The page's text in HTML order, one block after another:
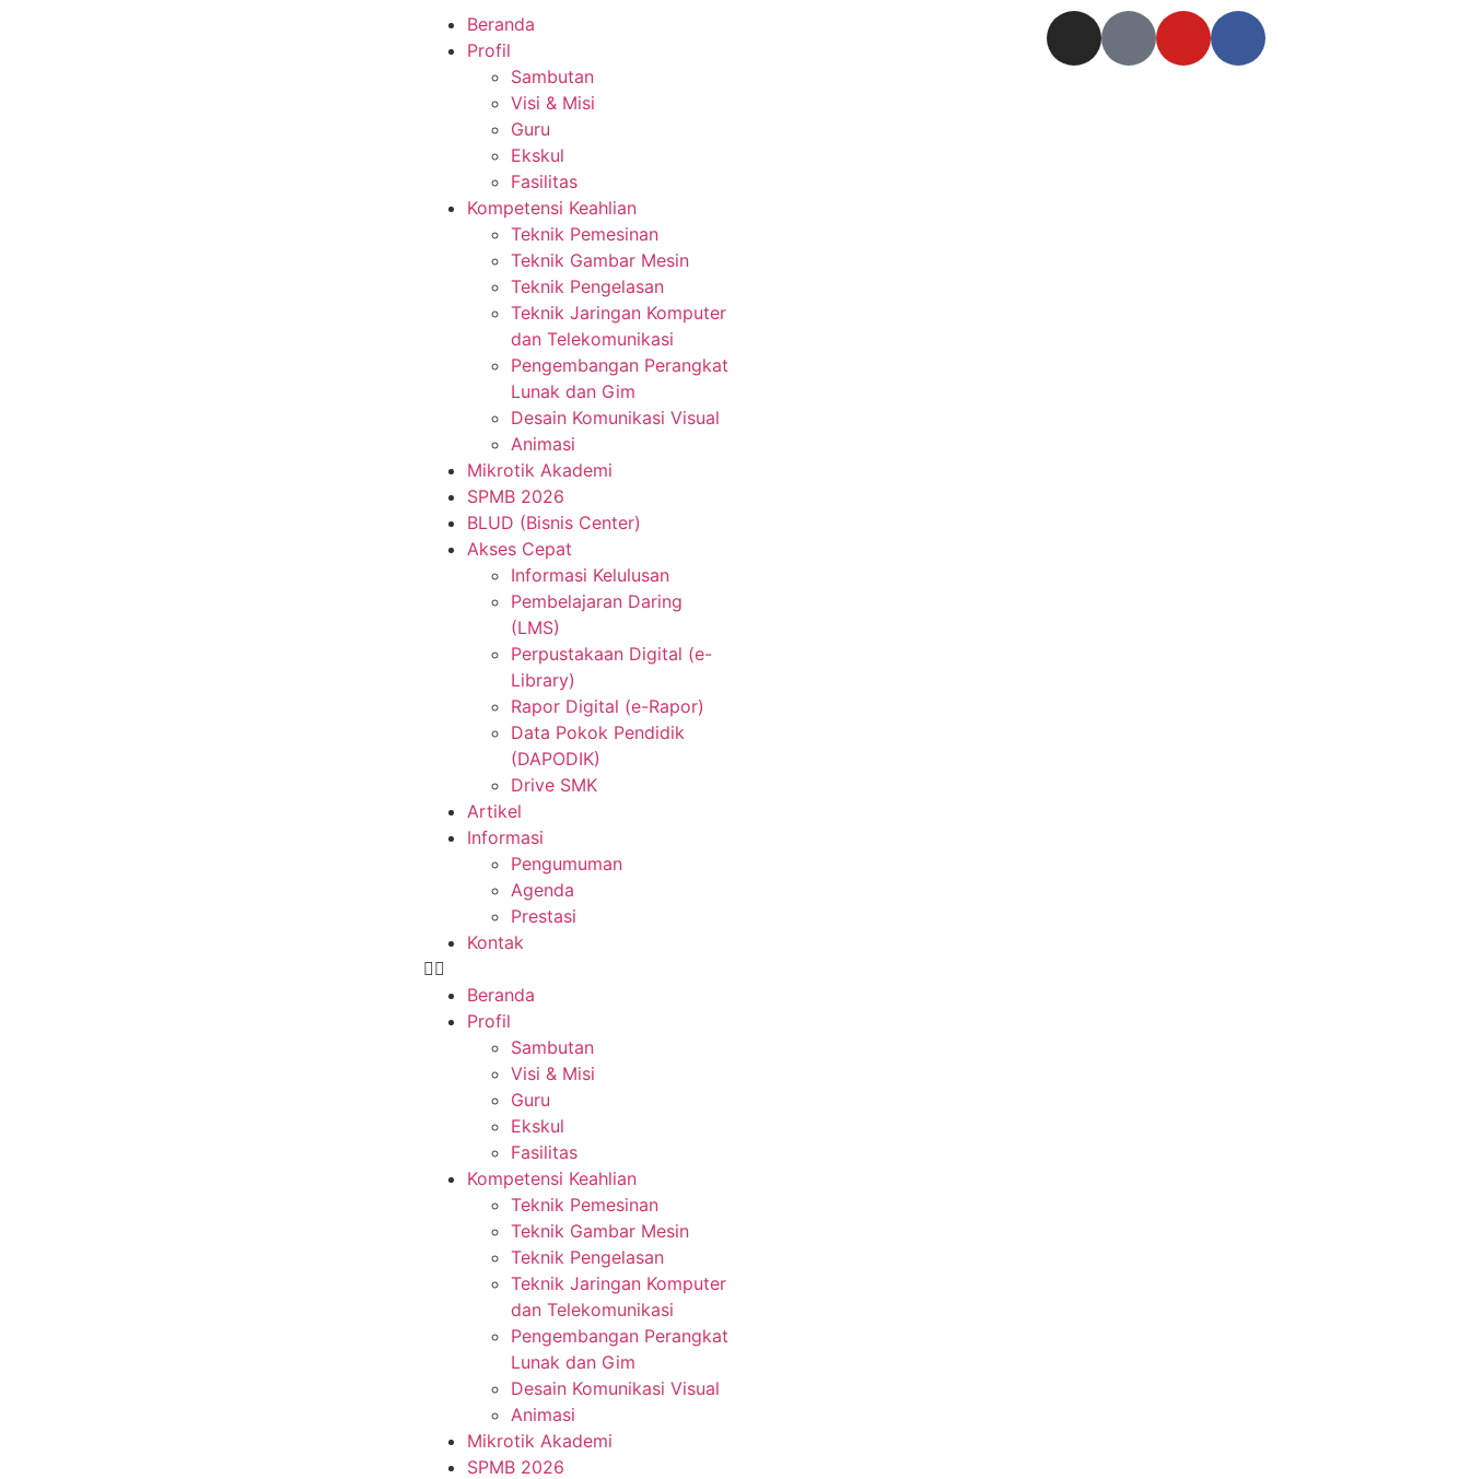
Beranda
Profil
Sambutan
Visi & Misi
Guru
Ekskul
Fasilitas
Kompetensi Keahlian
Teknik Pemesinan
Teknik Gambar Mesin
Teknik Pengelasan
Teknik Jaringan Komputer
dan Telekomunikasi
Pengembangan Perangkat
Lunak dan Gim
Desain Komunikasi Visual
Animasi
Mikrotik Akademi
SPMB 2026
BLUD (Bisnis Center)
Akses Cepat
Informasi Kelulusan
Pembelajaran Daring
(LMS)
Perpustakaan Digital (e-
Library)
Rapor Digital (e-Rapor)
Data Pokok Pendidik
(DAPODIK)
Drive SMK
Artikel
Informasi
Pengumuman
Agenda
Prestasi
Kontak
Beranda
Profil
Sambutan
Visi & Misi
Guru
Ekskul
Fasilitas
Kompetensi Keahlian
Teknik Pemesinan
Teknik Gambar Mesin
Teknik Pengelasan
Teknik Jaringan Komputer
dan Telekomunikasi
Pengembangan Perangkat
Lunak dan Gim
Desain Komunikasi Visual
Animasi
Mikrotik Akademi
SPMB 2026